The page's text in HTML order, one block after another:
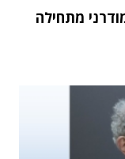
מתחילה